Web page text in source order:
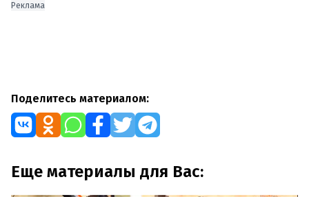
Реклама
Поделитесь материалом:
Еще материалы для Вас: